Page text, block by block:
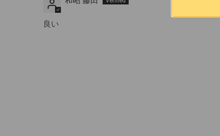
良い